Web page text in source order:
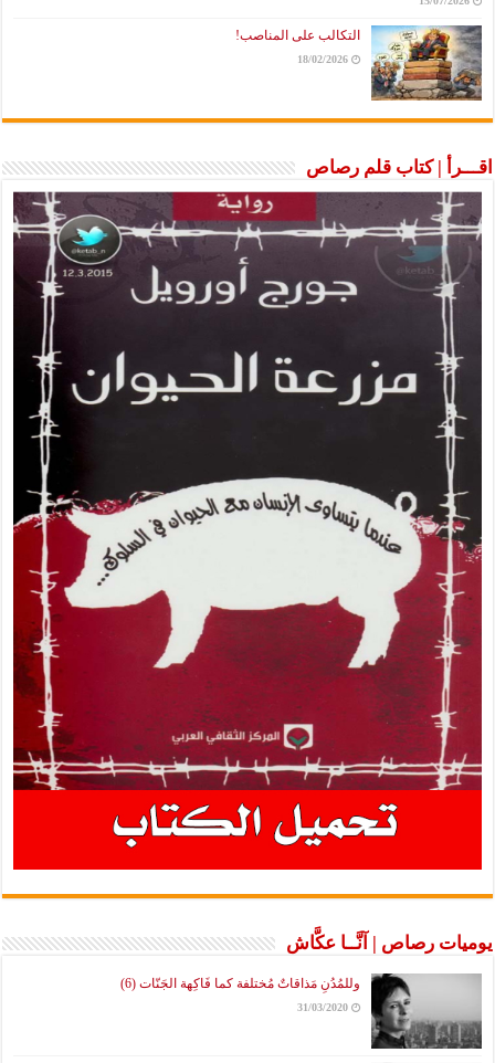
التكالب على المناصب!
18/02/2026
اقـــرأ | كتاب قلم رصاص
يوميات رصاص | آنَّــا عكَّاش
وللمُدُنِ مَذاقاتٌ مُختلفة كما فَاكِهة الجَنّات (6)
31/03/2020